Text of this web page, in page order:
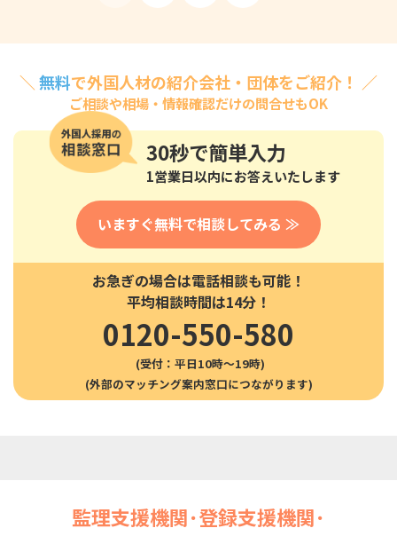
＼ 無料で外国人材の紹介会社・団体をご紹介！ ／
ご相談や相場・情報確認だけの問合せもOK
30秒で簡単入力
1営業日以内にお答えいたします
いますぐ無料で相談してみる ≫
お急ぎの場合は電話相談も可能！
平均相談時間は14分！
0120-550-580
(受付：平日10時〜19時)
監理支援機関･登録支援機関･